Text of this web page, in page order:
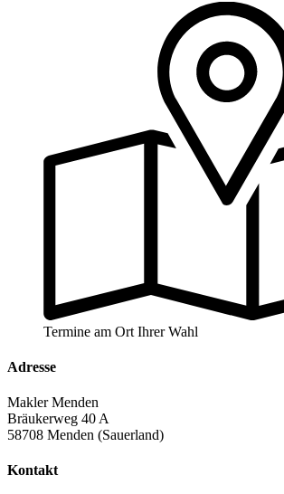
Termine am Ort Ihrer Wahl
Adresse
Makler Menden
Bräukerweg 40 A
58708 Menden (Sauerland)
Kontakt